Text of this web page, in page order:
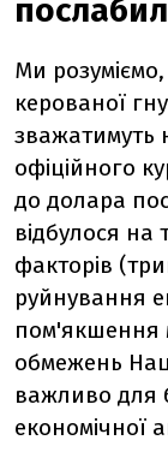
Ми
керованої
зважатимуть
офіційного
до долара
відбулося на
факторів
руйнування
пом'якшення
обмежень
важливо для
економічної